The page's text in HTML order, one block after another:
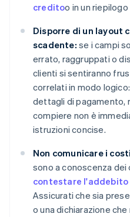
creditoo in un
Disporre di un layout
scadente: se i campi
errato, raggruppati o
clienti si sentiranno
correlati in modo
dettagli di pagamento,
compiere non è
istruzioni concise.
Non comunicare i
sono a conoscenza
contestare l'addebito
Assicurati che sia
o una dichiarazione